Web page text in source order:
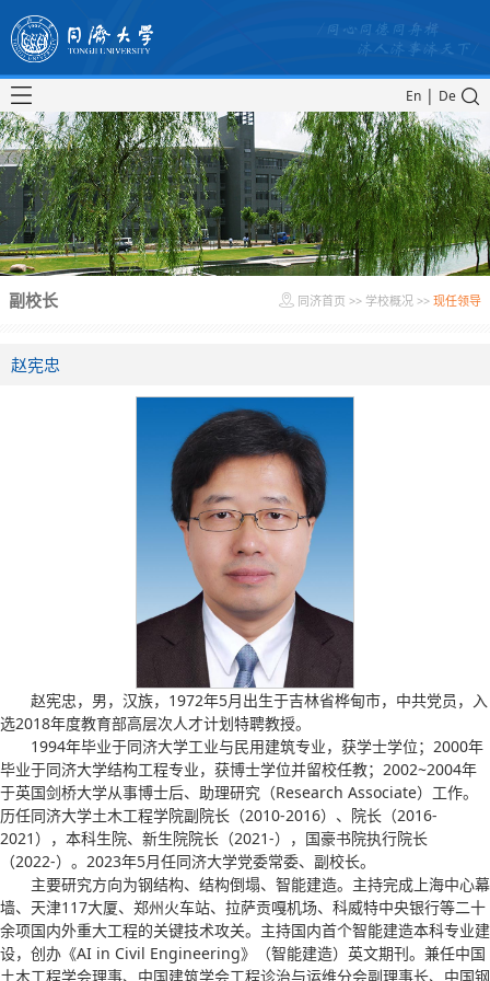
En | De
副校长 同济首页 >> 学校概况 >> 现任领导
赵宪忠
赵宪忠，男，汉族，1972年5月出生于吉林省桦甸市，中共党员，入
选2018年度教育部高层次人才计划特聘教授。
1994年毕业于同济大学工业与民用建筑专业，获学士学位；2000年
毕业于同济大学结构工程专业，获博士学位并留校任教；2002~2004年
于英国剑桥大学从事博士后、助理研究（Research Associate）工作。
历任同济大学土木工程学院副院长（2010-2016）、院长（2016-
2021），本科生院、新生院院长（2021-），国豪书院执行院长
（2022-）。2023年5月任同济大学党委常委、副校长。
主要研究方向为钢结构、结构倒塌、智能建造。主持完成上海中心幕
墙、天津117大厦、郑州火车站、拉萨贡嘎机场、科威特中央银行等二十
余项国内外重大工程的关键技术攻关。主持国内首个智能建造本科专业建
设，创办《AI in Civil Engineering》（智能建造）英文期刊。兼任中国
土木工程学会理事、中国建筑学会工程诊治与运维分会副理事长、中国钢